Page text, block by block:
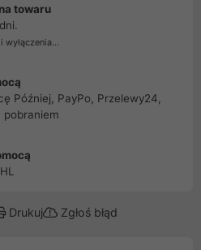
towaru
wyłączenia...
Później, PayPo, Przelewy24,
pobraniem
Drukuj Zgłoś błąd